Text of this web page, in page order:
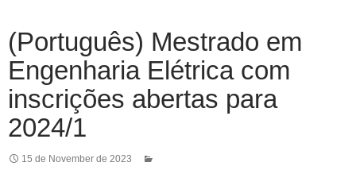
(Português) Mestrado em
Engenharia Elétrica com
inscrições abertas para
2024/1
15 de November de 2023